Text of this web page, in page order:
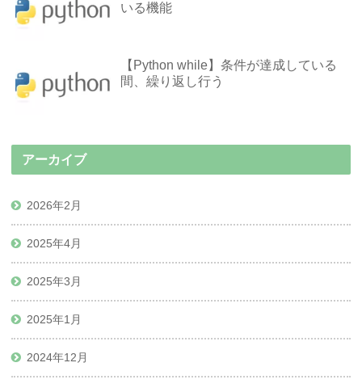
いる機能
【Python while】条件が達成している
間、繰り返し行う
アーカイブ
2026年2月
2025年4月
2025年3月
2025年1月
2024年12月